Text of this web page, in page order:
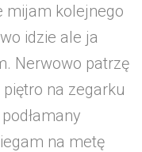
mijam kolejnego
idzie ale ja
Nerwowo patrzę
na zegarku
na metę